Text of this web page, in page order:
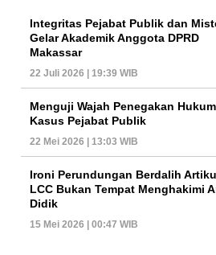
Integritas Pejabat Publik dan
Gelar Akademik Anggota DPRD
Makassar
22 Juli 2026 | 19:39 WIB
Menguji Wajah Penegakan
Kasus Pejabat Publik
22 Mei 2026 | 13:03 WIB
Ironi Perundungan Berdalih
LCC Bukan Tempat Menghakimi
Didik
15 Mei 2026 | 00:47 WIB